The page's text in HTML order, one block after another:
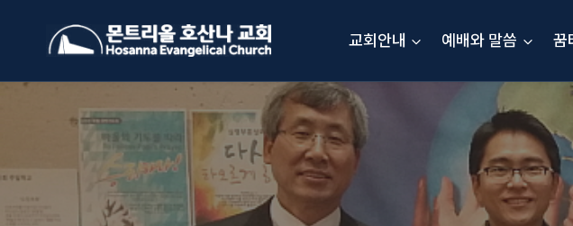
content
교회안내 예배와 말씀 꿈